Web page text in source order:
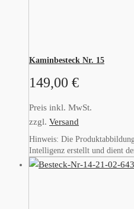
Kaminbesteck Nr. 15
149,00 €
Preis inkl. MwSt.
zzgl. Versand
Hinweis: Die
Intelligenz erstellt und dient